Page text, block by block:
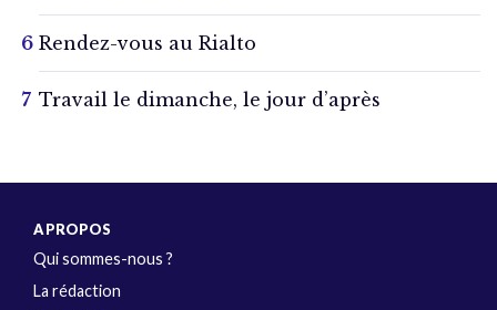
Rendez-vous au Rialto
Travail le dimanche, le jour d’après
A PROPOS
Qui sommes-nous ?
La rédaction